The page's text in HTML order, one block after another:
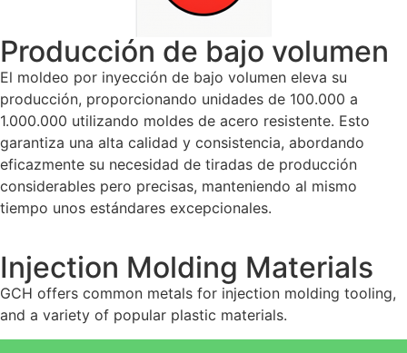
Producción de bajo volumen
El moldeo por inyección de bajo volumen eleva su
producción, proporcionando unidades de 100.000 a
1.000.000 utilizando moldes de acero resistente. Esto
garantiza una alta calidad y consistencia, abordando
eficazmente su necesidad de tiradas de producción
considerables pero precisas, manteniendo al mismo
tiempo unos estándares excepcionales.
Injection Molding Materials
GCH offers common metals for injection molding tooling,
and a variety of popular plastic materials.